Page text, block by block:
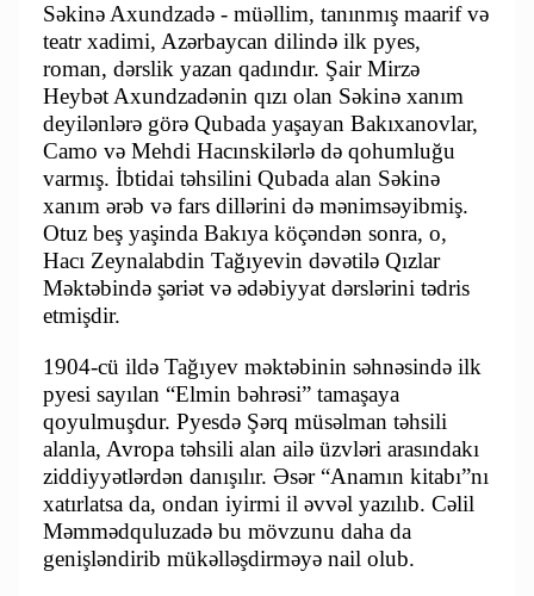
Səkinə Axundzadə - müəllim, tanınmış maarif və
teatr xadimi, Azərbaycan dilində ilk pyes,
roman, dərslik yazan qadındır. Şair Mirzə
Heybət Axundzadənin qızı olan Səkinə xanım
deyilənlərə görə Qubada yaşayan Bakıxanovlar,
Camo və Mehdi Hacınskilərlə də qohumluğu
varmış. İbtidai təhsilini Qubada alan Səkinə
xanım ərəb və fars dillərini də mənimsəyibmiş.
Otuz beş yaşinda Bakıya köçəndən sonra, o,
Hacı Zeynalabdin Tağıyevin dəvətilə Qızlar
Məktəbində şəriət və ədəbiyyat dərslərini tədris
etmişdir.
1904-cü ildə Tağıyev məktəbinin səhnəsində ilk
pyesi sayılan “Elmin bəhrəsi” tamaşaya
qoyulmuşdur. Pyesdə Şərq müsəlman təhsili
alanla, Avropa təhsili alan ailə üzvləri arasındakı
ziddiyyətlərdən danışılır. Əsər “Anamın kitabı”nı
xatırlatsa da, ondan iyirmi il əvvəl yazılıb. Cəlil
Məmmədquluzadə bu mövzunu daha da
genişləndirib mükəlləşdirməyə nail olub.